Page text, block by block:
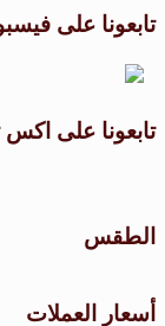
تابعونا على
تابعونا على اكس
الطقس
أسعار العملات